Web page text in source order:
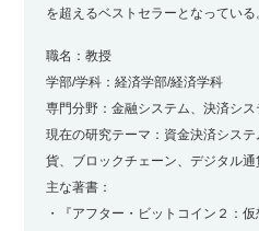
を超えるベストセラーとなっている
職名：教授
学部/学科：経済学部/経済学科
専門分野：金融システム、決済シス
現在の研究テーマ：資金決済シス
貨、ブロックチェーン、デジタル通
主な著書：
・『アフター・ビットコイン２：